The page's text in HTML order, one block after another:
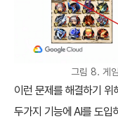
그림 8. 게
이런 문제를 해결하기
두가지 기능에 AI를 도입